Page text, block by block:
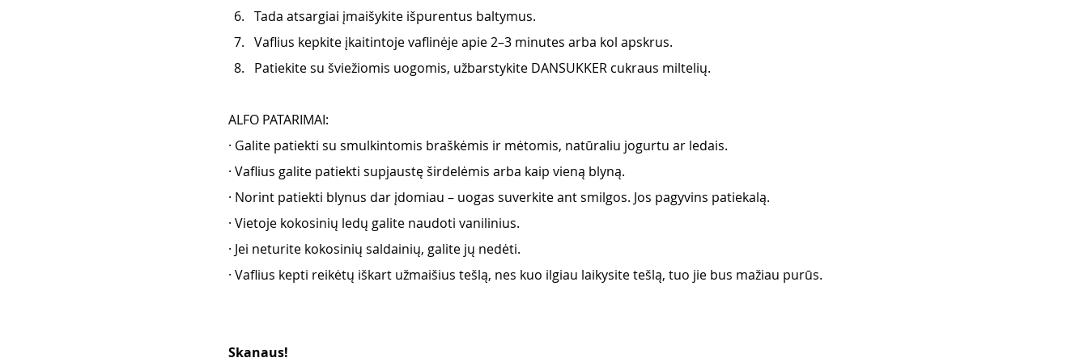
Tada atsargiai įmaišykite išpurentus baltymus.
Vaflius kepkite įkaitintoje vaflinėje apie 2–3 minutes arba kol apskrus.
Patiekite su šviežiomis uogomis, užbarstykite DANSUKKER cukraus miltelių.
ALFO PATARIMAI:
· Galite patiekti su smulkintomis braškėmis ir mėtomis, natūraliu jogurtu ar ledais.
· Vaflius galite patiekti supjaustę širdelėmis arba kaip vieną blyną.
· Norint patiekti blynus dar įdomiau – uogas suverkite ant smilgos. Jos pagyvins patiekalą.
· Vietoje kokosinių ledų galite naudoti vanilinius.
· Jei neturite kokosinių saldainių, galite jų nedėti.
· Vaflius kepti reikėtų iškart užmaišius tešlą, nes kuo ilgiau laikysite tešlą, tuo jie bus mažiau purūs.
Skanaus!